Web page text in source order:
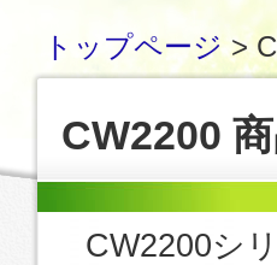
トップページ>
CW2200
CW2200シ